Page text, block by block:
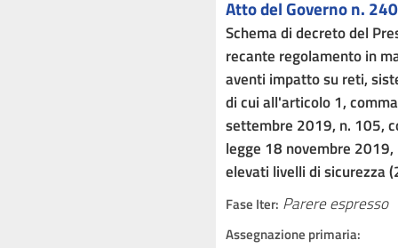
Atto del Governo n. 240
Schema di decreto del
recante regolamento in
aventi impatto su reti,
di cui all'articolo 1,
settembre 2019, n. 105,
legge 18 novembre
elevati livelli di sicurezza
Fase Iter: Parere espresso
Assegnazione primaria: